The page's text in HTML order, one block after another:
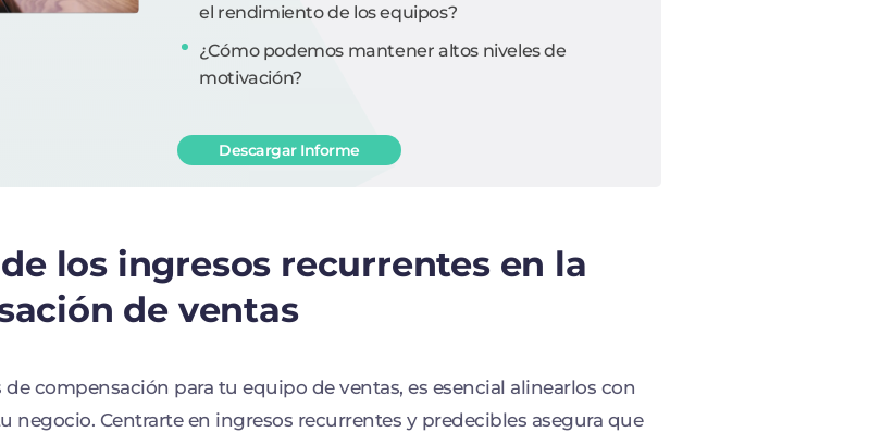
el rendimiento de los equipos?
¿Cómo podemos mantener altos niveles de
motivación?
Descargar Informe
los ingresos recurrentes en la
de ventas
de compensación para tu equipo de ventas, es esencial alinearlos con
negocio. Centrarte en ingresos recurrentes y predecibles asegura que